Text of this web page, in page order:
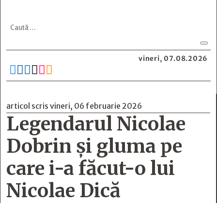
vineri, 07.08.2026
     
articol scris vineri, 06 februarie 2026
Legendarul Nicolae
Dobrin și gluma pe
care i-a făcut-o lui
Nicolae Dică